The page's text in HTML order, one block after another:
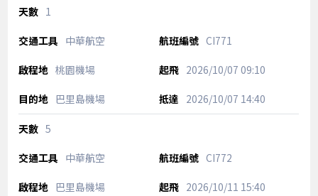
1
中華航空 CI771
桃園機場 2026/10/07 09:10
巴里島機場 2026/10/07 14:40
5
中華航空 CI772
巴里島機場 2026/10/11 15:40